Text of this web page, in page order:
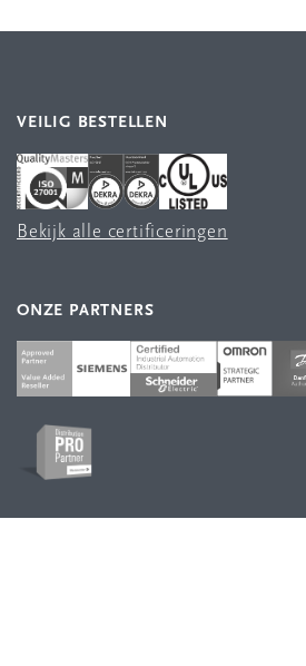
VEILIG BESTELLEN
Bekijk alle certificeringen
ONZE PARTNERS